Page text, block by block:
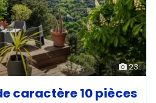
23
caractère 10 pièces